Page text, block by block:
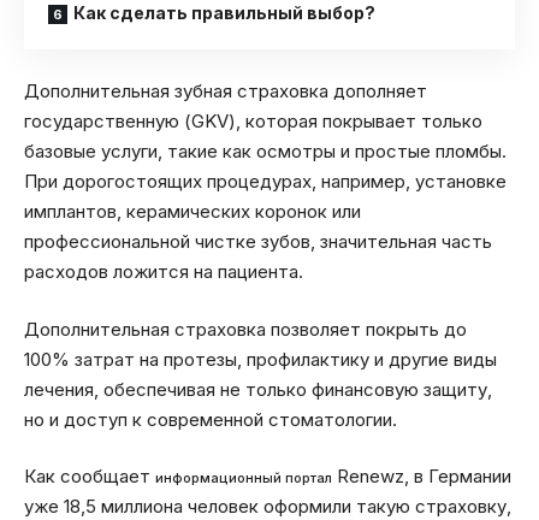
Как сделать правильный выбор?
Дополнительная зубная страховка дополняет
государственную (GKV), которая покрывает только
базовые услуги, такие как осмотры и простые пломбы.
При дорогостоящих процедурах, например, установке
имплантов, керамических коронок или
профессиональной чистке зубов, значительная часть
расходов ложится на пациента.
Дополнительная страховка позволяет покрыть до
100% затрат на протезы, профилактику и другие виды
лечения, обеспечивая не только финансовую защиту,
но и доступ к современной стоматологии.
Как сообщает информационный портал Renewz, в Германии
уже 18,5 миллиона человек оформили такую страховку,